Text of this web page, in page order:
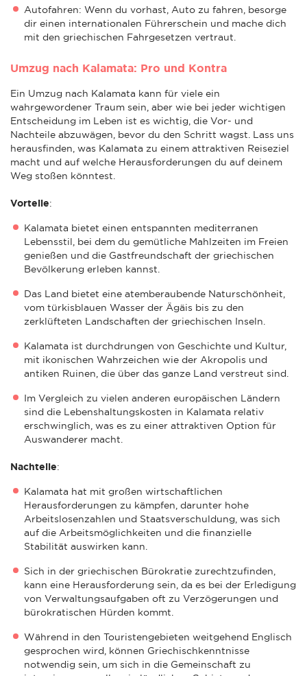
Autofahren: Wenn du vorhast, Auto zu fahren, besorge
dir einen internationalen Führerschein und mache dich
mit den griechischen Fahrgesetzen vertraut.
Umzug nach Kalamata: Pro und Kontra
Ein Umzug nach Kalamata kann für viele ein
wahrgewordener Traum sein, aber wie bei jeder wichtigen
Entscheidung im Leben ist es wichtig, die Vor- und
Nachteile abzuwägen, bevor du den Schritt wagst. Lass uns
herausfinden, was Kalamata zu einem attraktiven Reiseziel
macht und auf welche Herausforderungen du auf deinem
Weg stoßen könntest.
Vorteile:
Kalamata bietet einen entspannten mediterranen
Lebensstil, bei dem du gemütliche Mahlzeiten im Freien
genießen und die Gastfreundschaft der griechischen
Bevölkerung erleben kannst.
Das Land bietet eine atemberaubende Naturschönheit,
vom türkisblauen Wasser der Ägäis bis zu den
zerklüfteten Landschaften der griechischen Inseln.
Kalamata ist durchdrungen von Geschichte und Kultur,
mit ikonischen Wahrzeichen wie der Akropolis und
antiken Ruinen, die über das ganze Land verstreut sind.
Im Vergleich zu vielen anderen europäischen Ländern
sind die Lebenshaltungskosten in Kalamata relativ
erschwinglich, was es zu einer attraktiven Option für
Auswanderer macht.
Nachteile:
Kalamata hat mit großen wirtschaftlichen
Herausforderungen zu kämpfen, darunter hohe
Arbeitslosenzahlen und Staatsverschuldung, was sich
auf die Arbeitsmöglichkeiten und die finanzielle
Stabilität auswirken kann.
Sich in der griechischen Bürokratie zurechtzufinden,
kann eine Herausforderung sein, da es bei der Erledigung
von Verwaltungsaufgaben oft zu Verzögerungen und
bürokratischen Hürden kommt.
Während in den Touristengebieten weitgehend Englisch
gesprochen wird, können Griechischkenntnisse
notwendig sein, um sich in die Gemeinschaft zu